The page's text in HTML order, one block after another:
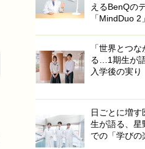
えるBenQの
「MindDuo 2」
「世界とつ
る…1期生が
入学後の実り
日ごとに増
生が語る、星
での「学びの